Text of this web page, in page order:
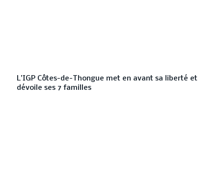
L’IGP Côtes-de-Thongue met en avant sa liberté et
dévoile ses 7 familles